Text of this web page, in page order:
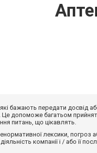
які бажають передати
Це допоможе багатьом
питань, що цікавлять.
лексики, погроз
компанії і / або її